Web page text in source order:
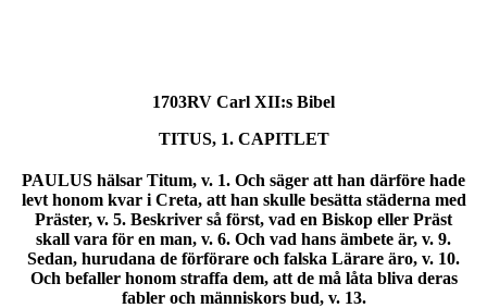
1703RV Carl XII:s Bibel
TITUS, 1. CAPITLET
PAULUS hälsar Titum, v. 1. Och säger att han därföre hade
levt honom kvar i Creta, att han skulle besätta städerna med
Präster, v. 5. Beskriver så först, vad en Biskop eller Präst
skall vara för en man, v. 6. Och vad hans ämbete är, v. 9.
Sedan, hurudana de förförare och falska Lärare äro, v. 10.
Och befaller honom straffa dem, att de må låta bliva deras
fabler och människors bud, v. 13.